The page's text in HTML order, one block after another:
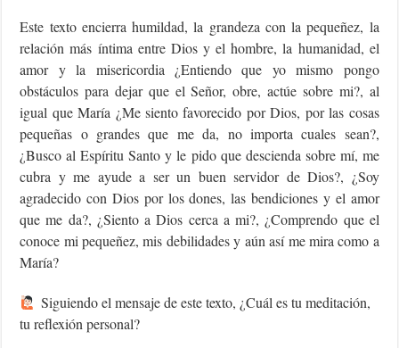
Este texto encierra humildad, la grandeza con la pequeñez, la
relación más íntima entre Dios y el hombre, la humanidad, el
amor y la misericordia ¿Entiendo que yo mismo pongo
obstáculos para dejar que el Señor, obre, actúe sobre mi?, al
igual que María ¿Me siento favorecido por Dios, por las cosas
pequeñas o grandes que me da, no importa cuales sean?,
¿Busco al Espíritu Santo y le pido que descienda sobre mí, me
cubra y me ayude a ser un buen servidor de Dios?, ¿Soy
agradecido con Dios por los dones, las bendiciones y el amor
que me da?, ¿Siento a Dios cerca a mi?, ¿Comprendo que el
conoce mi pequeñez, mis debilidades y aún así me mira como a
María?
Siguiendo el mensaje de este texto, ¿Cuál es tu meditación,
tu reflexión personal?